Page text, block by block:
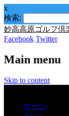
x
検索:
妙高高原ゴルフ倶
Facebook Twitter
Main menu
Skip to content
ホーム